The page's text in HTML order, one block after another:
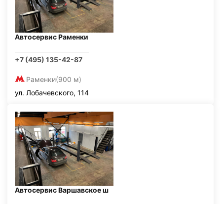
Автосервис Раменки
+7 (495) 135-42-87
Раменки(900 м)
ул. Лобачевского, 114
Автосервис Варшавское ш